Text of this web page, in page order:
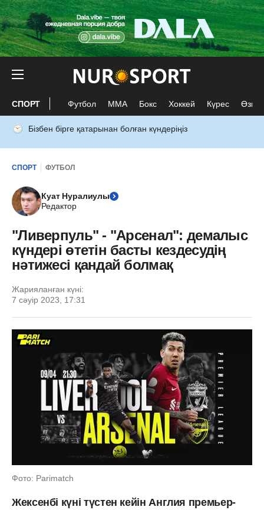
СПОРТ Футбол ММА Бокс Хоккей Күрес Өзге
Бізбен бірге қатарынан болған күндеріңіз
СПОРТ ФУТБОЛ
Куат Нуралиулы
Редактор
"Ливерпуль" - "Арсенал": демалыс
күндері өтетін басты кездесудің
нәтижесі қандай болмақ
Жарияланған күні:
7 сәуір 2023, 17:31
Фото: Parimatch
Жексенбі күні түстен кейін Англия премьер-